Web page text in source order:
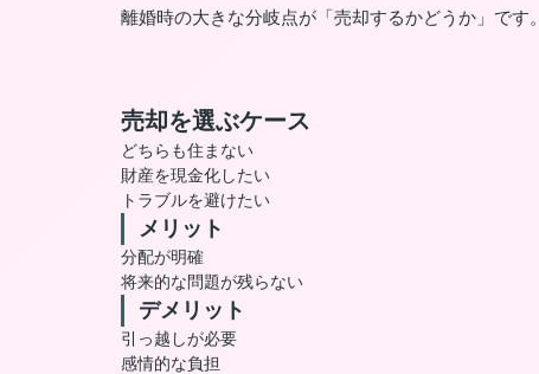
離婚時の大きな分岐点が「売却するかどうか」です。
売却を選ぶケース
どちらも住まない
財産を現金化したい
トラブルを避けたい
メリット
分配が明確
将来的な問題が残らない
デメリット
引っ越しが必要
感情的な負担